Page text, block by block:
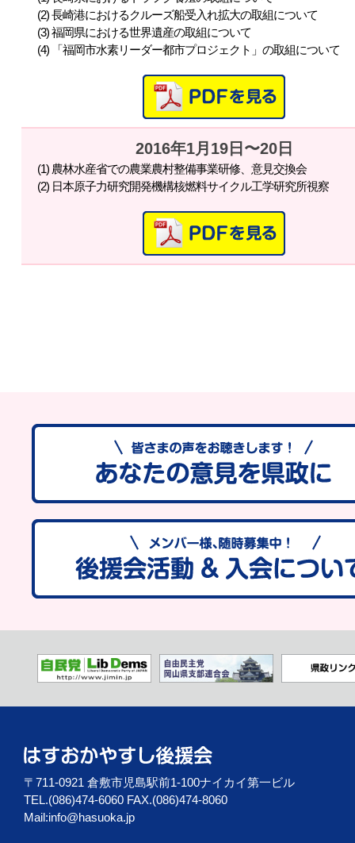
(2) 長崎港におけるクルーズ船受入れ拡大の取組について
(3) 福岡県における世界遺産の取組について
(4) 「福岡市水素リーダー都市プロジェクト」の取組について
2016年1月19日〜20日
(1) 農林水産省での農業農村整備事業研修、意見交換会
(2) 日本原子力研究開発機構核燃料サイクル工学研究所視察
〒711-0921 倉敷市児島駅前1-100ナイカイ第一ビル
TEL.(086)474-6060 FAX.(086)474-8060
Mail:info@hasuoka.jp